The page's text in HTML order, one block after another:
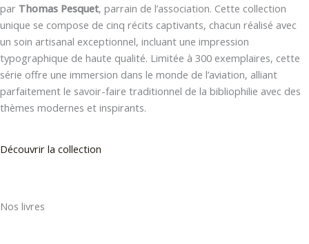
par Thomas Pesquet, parrain de l’association. Cette collection
unique se compose de cinq récits captivants, chacun réalisé avec
un soin artisanal exceptionnel, incluant une impression
typographique de haute qualité. Limitée à 300 exemplaires, cette
série offre une immersion dans le monde de l’aviation, alliant
parfaitement le savoir-faire traditionnel de la bibliophilie avec des
thèmes modernes et inspirants.
Découvrir la collection
Nos livres